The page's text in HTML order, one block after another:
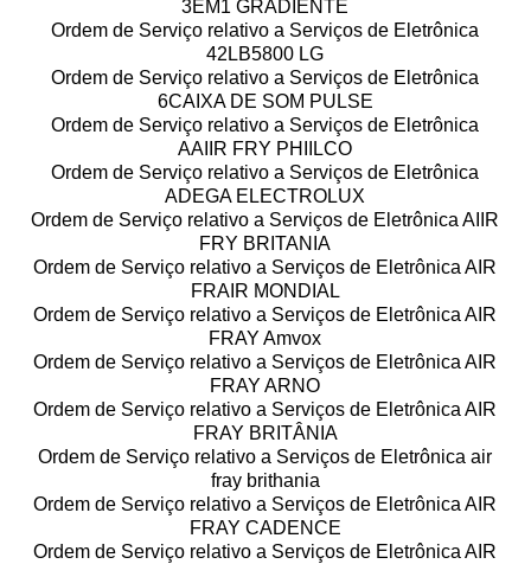
3EM1 GRADIENTE
Ordem de Serviço relativo a Serviços de Eletrônica
42LB5800 LG
Ordem de Serviço relativo a Serviços de Eletrônica
6CAIXA DE SOM PULSE
Ordem de Serviço relativo a Serviços de Eletrônica
AAIIR FRY PHIILCO
Ordem de Serviço relativo a Serviços de Eletrônica
ADEGA ELECTROLUX
Ordem de Serviço relativo a Serviços de Eletrônica AIIR
FRY BRITANIA
Ordem de Serviço relativo a Serviços de Eletrônica AIR
FRAIR MONDIAL
Ordem de Serviço relativo a Serviços de Eletrônica AIR
FRAY Amvox
Ordem de Serviço relativo a Serviços de Eletrônica AIR
FRAY ARNO
Ordem de Serviço relativo a Serviços de Eletrônica AIR
FRAY BRITÂNIA
Ordem de Serviço relativo a Serviços de Eletrônica air
fray brithania
Ordem de Serviço relativo a Serviços de Eletrônica AIR
FRAY CADENCE
Ordem de Serviço relativo a Serviços de Eletrônica AIR